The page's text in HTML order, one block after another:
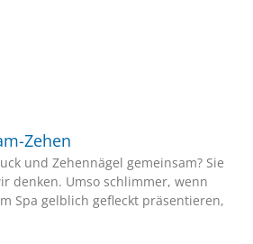
Zehen
und Zehennägel gemeinsam? Sie
denken. Umso schlimmer, wenn
Spa gelblich gefleckt präsentieren,